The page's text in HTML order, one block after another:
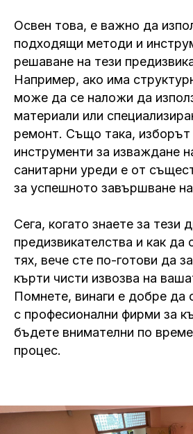
Освен това, е важно да
подходящи методи и
решаване на тези
Например, ако има
може да се наложи да
материали или
ремонт. Също така,
инструменти за изваждане
санитарни уреди е от
за успешното завършване
Сега, когато знаете за тези
предизвикателства и как да
тях, вече сте по-готови да
кърти чисти извозва на
Помнете, винаги е добре да
с професионални фирми за
бъдете внимателни по
процес.